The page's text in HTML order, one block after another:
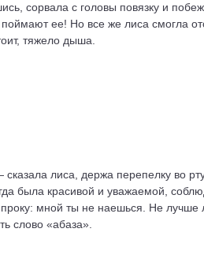
сорвала с головы повязку и
ее! Но все же лиса смогла
тяжело дыша.
лиса, держа перепелку во
была красивой и уважаемой,
мной ты не наешься. Не
слово «абаза».